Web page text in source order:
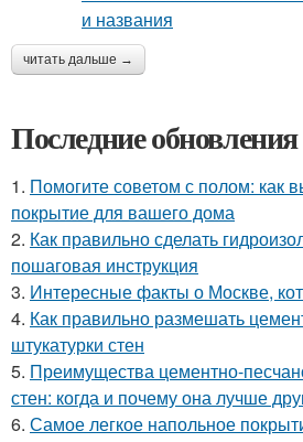
читать дальше →
Последние обновления
1. Помогите советом с полом: как
покрытие для вашего дома
2. Как правильно сделать
пошаговая инструкция
3. Интересные факты о Москве,
4. Как правильно размешать
штукатурки стен
5. Преимущества цементно-
стен: когда и почему она лучше
6. Самое легкое напольное